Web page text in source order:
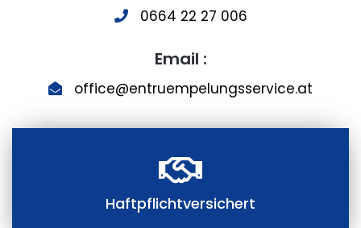
0664 22 27 006
Email :
office@entruempelungsservice.at
Haftpflichtversichert